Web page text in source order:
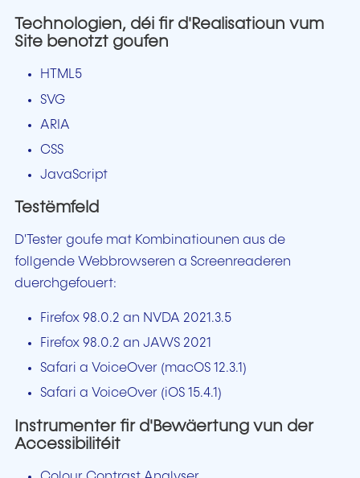
Technologien, déi fir d'Realisatioun vum
Site benotzt goufen
HTML5
SVG
ARIA
CSS
JavaScript
Testëmfeld
D'Tester goufe mat Kombinatiounen aus de
follgende Webbrowseren a Screenreaderen
duerchgefouert:
Firefox 98.0.2 an NVDA 2021.3.5
Firefox 98.0.2 an JAWS 2021
Safari a VoiceOver (macOS 12.3.1)
Safari a VoiceOver (iOS 15.4.1)
Instrumenter fir d'Bewäertung vun der
Accessibilitéit